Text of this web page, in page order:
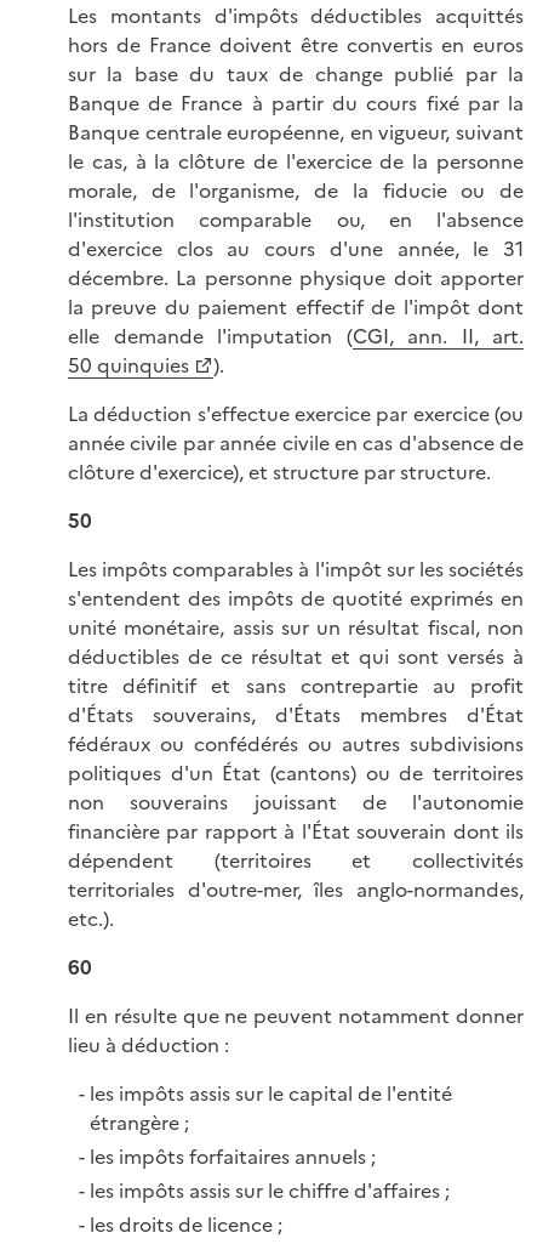
Les montants d'impôts déductibles acquittés
hors de France doivent être convertis en euros
sur la base du taux de change publié par la
Banque de France à partir du cours fixé par la
Banque centrale européenne, en vigueur, suivant
le cas, à la clôture de l'exercice de la personne
morale, de l'organisme, de la fiducie ou de
l'institution comparable ou, en l'absence
d'exercice clos au cours d'une année, le 31
décembre. La personne physique doit apporter
la preuve du paiement effectif de l'impôt dont
elle demande l'imputation (CGI, ann. II, art.
50 quinquies
).
La déduction s'effectue exercice par exercice (ou
année civile par année civile en cas d'absence de
clôture d'exercice), et structure par structure.
50
Les impôts comparables à l'impôt sur les sociétés
s'entendent des impôts de quotité exprimés en
unité monétaire, assis sur un résultat fiscal, non
déductibles de ce résultat et qui sont versés à
titre définitif et sans contrepartie au profit
d'États souverains, d'États membres d'État
fédéraux ou confédérés ou autres subdivisions
politiques d'un État (cantons) ou de territoires
non souverains jouissant de l'autonomie
financière par rapport à l'État souverain dont ils
dépendent (territoires et collectivités
territoriales d'outre-mer, îles anglo-normandes,
etc.).
60
Il en résulte que ne peuvent notamment donner
lieu à déduction :
les impôts assis sur le capital de l'entité
étrangère ;
les impôts forfaitaires annuels ;
les impôts assis sur le chiffre d'affaires ;
les droits de licence ;